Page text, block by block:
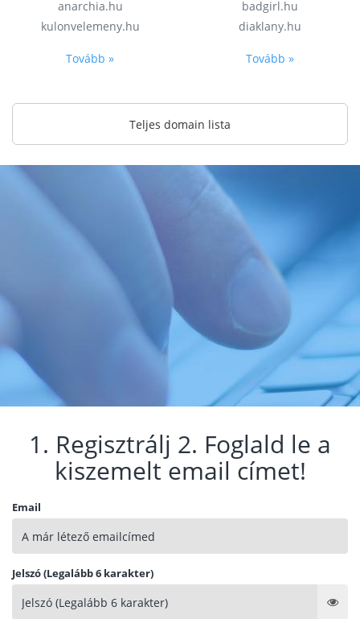
anarchia.hu
kulonvelemeny.hu
Tovább »
badgirl.hu
diaklany.hu
Tovább »
Teljes domain lista
1. Regisztrálj 2. Foglald le a
kiszemelt email címet!
Email
Jelszó (Legalább 6 karakter)